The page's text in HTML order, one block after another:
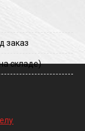
заказ
складе)